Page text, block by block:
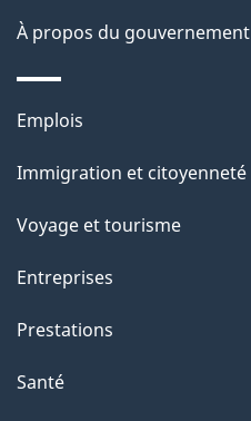
p
a
À propos du gouvernement
Thèmes
sujets
Emplois
Immigration et citoyenneté
Voyage et tourisme
Entreprises
Prestations
Santé